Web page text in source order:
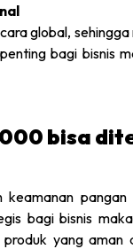
global,
bagi bisnis
bisa
bagi bisnis
yang